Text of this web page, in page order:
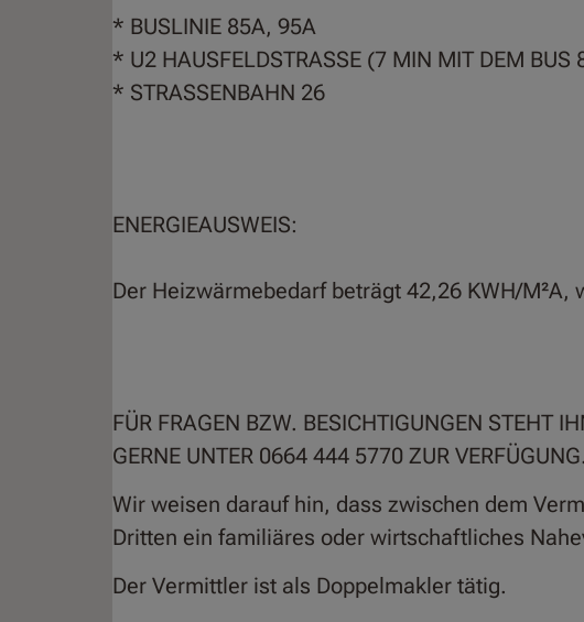
* BUSLINIE 85A, 95A
* U2 HAUSFELDSTRASSE (7 MIN MIT DEM BUS
* STRASSENBAHN 26
ENERGIEAUSWEIS:
Der Heizwärmebedarf beträgt 42,26 KWH/M²A,
FÜR FRAGEN BZW. BESICHTIGUNGEN STEHT
GERNE UNTER 0664 444 5770 ZUR VERFÜGUNG.
Wir weisen darauf hin, dass zwischen dem
Dritten ein familiäres oder wirtschaftliches
Der Vermittler ist als Doppelmakler tätig.